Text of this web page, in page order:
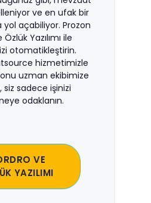
ve en ufak bir
açabiliyor. Prozon
Yazılımı ile
otomatikleştirin.
hizmetimizle
uzman ekibimize
siz sadece işinizi
odaklanın.
VE
YAZILIMI